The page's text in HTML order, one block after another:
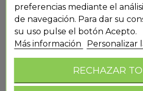
HK006 PISCINA
BARBIE
preferencias mediante el
de navegación. Para dar su
su uso pulse el botón Acepto.
Más información
Personalizar
RECHAZAR